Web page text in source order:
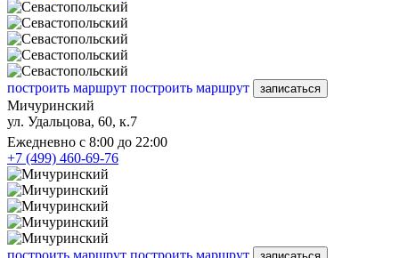
построить маршрут построить маршрут записаться
Мичуринский
ул. Удальцова, 60, к.7
Ежедневно с 8:00 до 22:00
+7 (499) 460-69-76
построить маршрут построить маршрут